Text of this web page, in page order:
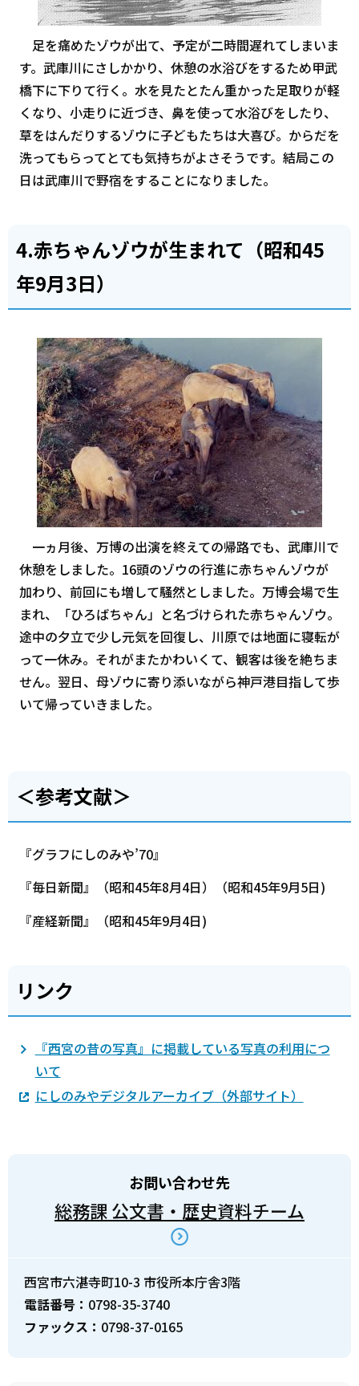
足を痛めたゾウが出て、予定が二時間遅れてしまいま
す。武庫川にさしかかり、休憩の水浴びをするため甲武
橋下に下りて行く。水を見たとたん重かった足取りが軽
くなり、小走りに近づき、鼻を使って水浴びをしたり、
草をはんだりするゾウに子どもたちは大喜び。からだを
洗ってもらってとても気持ちがよさそうです。結局この
日は武庫川で野宿をすることになりました。
4.赤ちゃんゾウが生まれて（昭和45
年9月3日）
一ヵ月後、万博の出演を終えての帰路でも、武庫川で
休憩をしました。16頭のゾウの行進に赤ちゃんゾウが
加わり、前回にも増して騒然としました。万博会場で生
まれ、「ひろばちゃん」と名づけられた赤ちゃんゾウ。
途中の夕立で少し元気を回復し、川原では地面に寝転が
って一休み。それがまたかわいくて、観客は後を絶ちま
せん。翌日、母ゾウに寄り添いながら神戸港目指して歩
いて帰っていきました。
＜参考文献＞
『グラフにしのみや’70』
『毎日新聞』（昭和45年8月4日）（昭和45年9月5日)
『産経新聞』（昭和45年9月4日)
リンク
『西宮の昔の写真』に掲載している写真の利用につ
いて
にしのみやデジタルアーカイブ（外部サイト）
お問い合わせ先
総務課 公文書・歴史資料チーム
西宮市六湛寺町10-3 市役所本庁舎3階
電話番号： 0798-35-3740
ファックス： 0798-37-0165